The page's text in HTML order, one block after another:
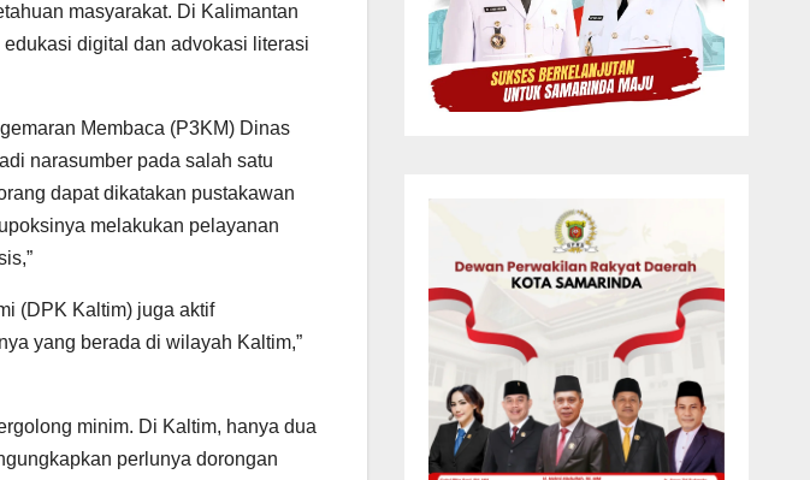
masyarakat. Di Kalimantan
digital dan advokasi literasi
Membaca (P3KM) Dinas
narasumber pada salah satu
dapat dikatakan pustakawan
melakukan pelayanan
(DPK Kaltim) juga aktif
yang berada di wilayah Kaltim,”
minim. Di Kaltim, hanya dua
perlunya dorongan